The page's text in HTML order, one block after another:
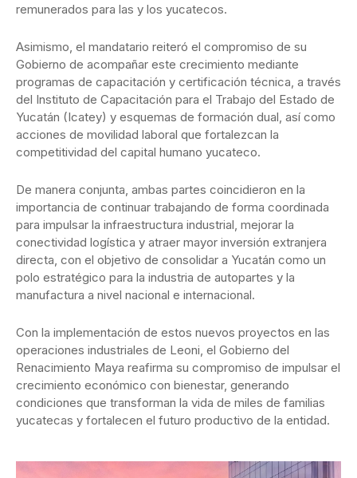
remunerados para las y los yucatecos.
Asimismo, el mandatario reiteró el compromiso de su
Gobierno de acompañar este crecimiento mediante
programas de capacitación y certificación técnica, a través
del Instituto de Capacitación para el Trabajo del Estado de
Yucatán (Icatey) y esquemas de formación dual, así como
acciones de movilidad laboral que fortalezcan la
competitividad del capital humano yucateco.
De manera conjunta, ambas partes coincidieron en la
importancia de continuar trabajando de forma coordinada
para impulsar la infraestructura industrial, mejorar la
conectividad logística y atraer mayor inversión extranjera
directa, con el objetivo de consolidar a Yucatán como un
polo estratégico para la industria de autopartes y la
manufactura a nivel nacional e internacional.
Con la implementación de estos nuevos proyectos en las
operaciones industriales de Leoni, el Gobierno del
Renacimiento Maya reafirma su compromiso de impulsar el
crecimiento económico con bienestar, generando
condiciones que transforman la vida de miles de familias
yucatecas y fortalecen el futuro productivo de la entidad.